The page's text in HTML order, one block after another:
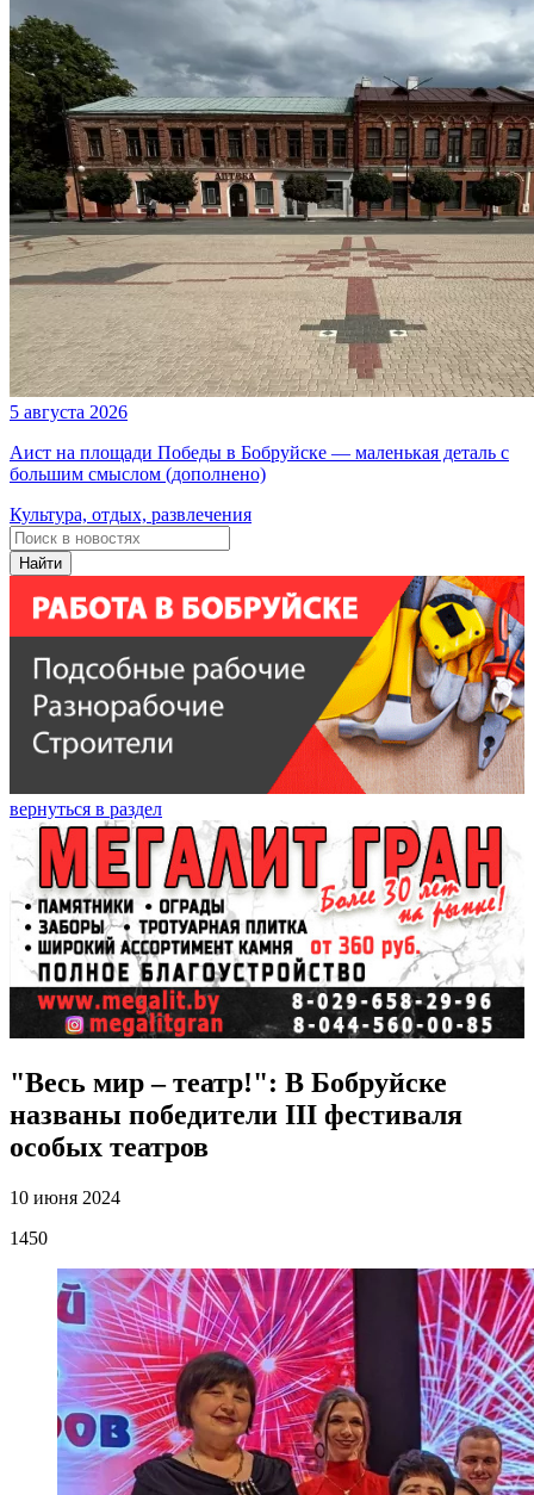
5 августа 2026
Аист на площади Победы в Бобруйске — маленькая деталь с
большим смыслом (дополнено)
Культура, отдых, развлечения
Найти
вернуться в раздел
"Весь мир – театр!": В Бобруйске
названы победители III фестиваля
особых театров
10 июня 2024
1450